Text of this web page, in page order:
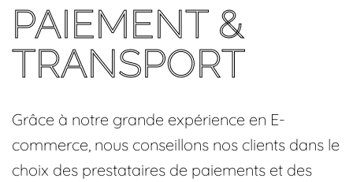
PAIEMENT &
TRANSPORT
Grâce à notre grande expérience en E-
commerce, nous conseillons nos clients dans le
choix des prestataires de paiements et des